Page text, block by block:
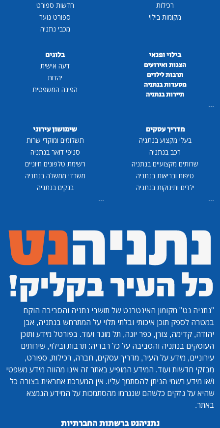
רכילות
מקומות בילוי
חדשות ספורט
ספורט נוער
מכבי נתניה
בילוי ופנאי
הצגות ואירועים
תרבות לילדים
מסעדות בנתניה
תיירות בנתניה
...
בלוגים
דעה אישית
יהדות
הפינה המשפטית
מדריך עסקים
בעלי מקצוע בנתניה
רכב בנתניה
שרותים מקצועיים בנתניה
טיפוח ובריאות בנתניה
ילדים ותינוקות בנתניה
...
שימושון עירוני
תשלומים ומוקדי שרות
סניפי דואר בנתניה
רשימת טלפונים חיוניים
משרדי ממשלה בנתניה
בנקים בנתניה
...
"נתניה נט" מקומון האינטרנט של תושבי נתניה והסביבה הוקם
במטרה לספק תוכן איכותי ובלתי תלוי על המתרחש בנתניה, אבן
יהודה, קדימה, צורן, כפר יונה, תל מונד ועוד. בפורטל מידע ותוכן
העוסקים בנתניה והסביבה על כל רבדיה: תרבות ובילוי, שירותים
עירוניים, מידע על העיר, מדריך עסקים, חברה, רכילות, ספורט,
מבזקי חדשות ועוד. המידע המופיע באתר זה אינו מהווה מידע משפטי
ו/או מידע רשמי הניתן להסתמך עליו. אין המערכת אחראית בצורה כל
שהיא על נזקים כלשהם שנגרמו מהסתמכות על המידע הנמצא
באתר.
נתניהנט ברשתות החברתיות